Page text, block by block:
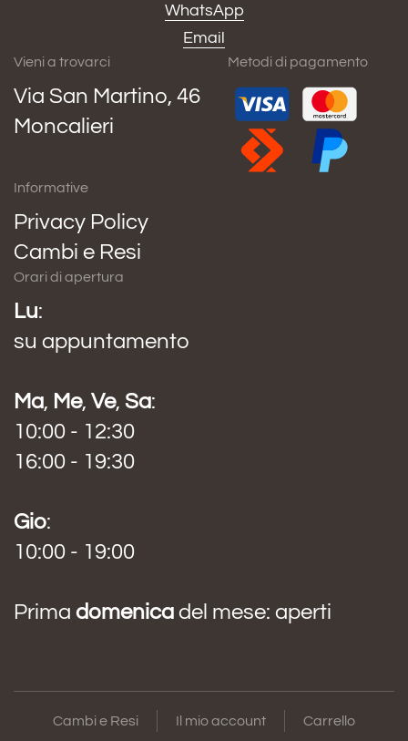
WhatsApp
Email
Vieni a trovarci
Via San Martino, 46
Moncalieri
Metodi di pagamento
Informative
Privacy Policy
Cambi e Resi
Orari di apertura
Lu:
su appuntamento
Ma, Me, Ve, Sa:
10:00 - 12:30
16:00 - 19:30
Gio:
10:00 - 19:00
Prima domenica del mese: aperti
Cambi e Resi Il mio account Carrello